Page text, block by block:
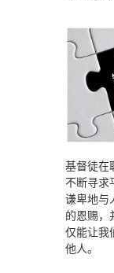
基督徒在
不断寻求
谦卑地与
的恩赐，
仅能让我
他人。